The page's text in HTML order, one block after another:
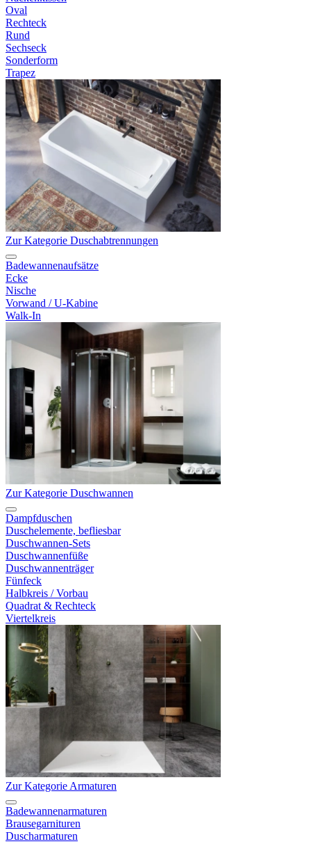
Oval
Rechteck
Rund
Sechseck
Sonderform
Trapez
Zur Kategorie Duschabtrennungen
Badewannenaufsätze
Ecke
Nische
Vorwand / U-Kabine
Walk-In
Zur Kategorie Duschwannen
Dampfduschen
Duschelemente, befliesbar
Duschwannen-Sets
Duschwannenfüße
Duschwannenträger
Fünfeck
Halbkreis / Vorbau
Quadrat & Rechteck
Viertelkreis
Zur Kategorie Armaturen
Badewannenarmaturen
Brausegarnituren
Duscharmaturen